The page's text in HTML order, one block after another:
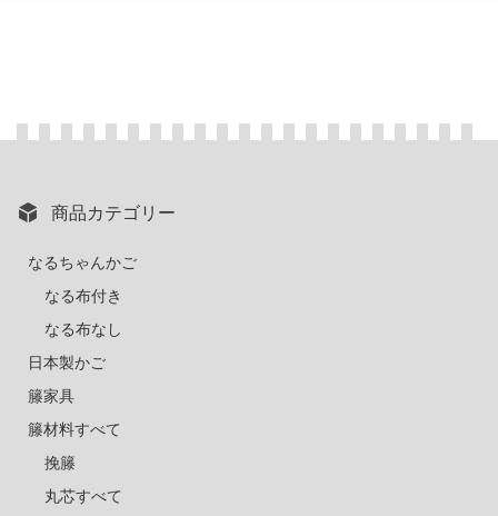
商品カテゴリー
なるちゃんかご
なる布付き
なる布なし
日本製かご
籐家具
籐材料すべて
挽籐
丸芯すべて